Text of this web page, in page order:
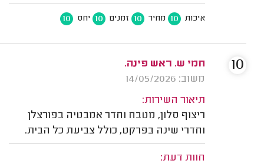
איכות 10 מחיר 10 זמנים 10 יחס 10
חמי ש. ראש פינה.
משוב: 14/05/2026
תיאור השירות:
ריצוף סלון, מטבח וחדר אמבטיה בפורצלן
וחדרי שינה בפרקט, כולל צביעת כל הבית.
חוות דעת:
10